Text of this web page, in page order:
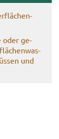
oder ge­
und